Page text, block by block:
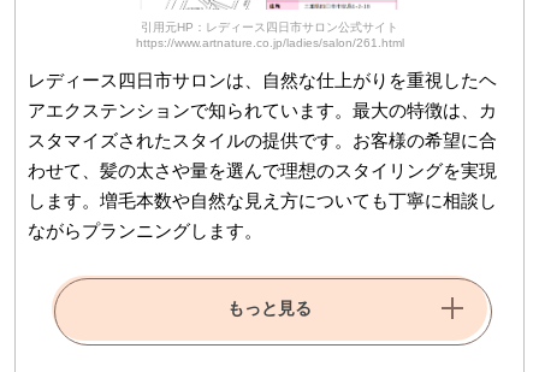
引用元HP：レディース四日市サロン公式サイト
https://www.artnature.co.jp/ladies/salon/261.html
レディース四日市サロンは、自然な仕上がりを重視したヘ
アエクステンションで知られています。最大の特徴は、カ
スタマイズされたスタイルの提供です。お客様の希望に合
わせて、髪の太さや量を選んで理想のスタイリングを実現
します。増毛本数や自然な見え方についても丁寧に相談し
ながらプランニングします。
もっと見る